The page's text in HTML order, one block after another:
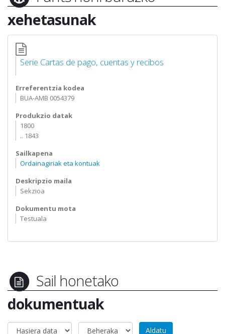
xehetasunak
Serie Cartas de pago, cuentas y recibos
Erreferentzia kodea
BUA-AMB 0054379
Produkzio datak
1800
.. 1843
Sailkapena
Ordainagiriak eta kontuak
Deskripzio maila
Sekzioa
Dokumentu mota
Testuala
Sail honetako
dokumentuak